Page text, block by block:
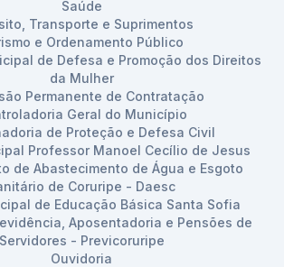
Saúde
Transporte e Suprimentos
e Ordenamento Público
de Defesa e Promoção dos Direitos
da Mulher
Permanente de Contratação
Geral do Município
de Proteção e Defesa Civil
Professor Manoel Cecílio de Jesus
de Abastecimento de Água e Esgoto
de Coruripe - Daesc
de Educação Básica Santa Sofia
Aposentadoria e Pensões de
Servidores - Previcoruripe
Ouvidoria